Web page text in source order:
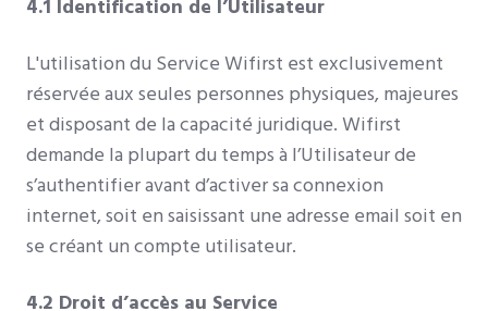
4.1 Identification de l’Utilisateur
L'utilisation du Service Wifirst est exclusivement
réservée aux seules personnes physiques, majeures
et disposant de la capacité juridique. Wifirst
demande la plupart du temps à l’Utilisateur de
s’authentifier avant d’activer sa connexion
internet, soit en saisissant une adresse email soit en
se créant un compte utilisateur.
4.2 Droit d’accès au Service